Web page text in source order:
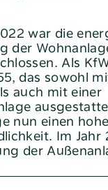
war die
der
Als
das sowohl
auch mit einer
nun einen
Im Jahr
der